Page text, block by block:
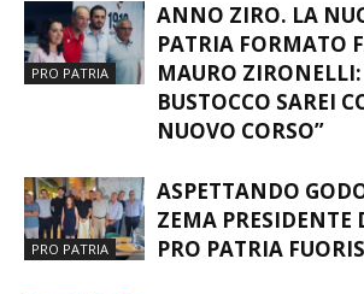
PRO PATRIA
ANNO ZIRO. LA
PATRIA FORMATO
MAURO ZIRONELLI:
BUSTOCCO SAREI
NUOVO CORSO”
PRO PATRIA
ASPETTANDO
ZEMA PRESIDENTE
PRO PATRIA